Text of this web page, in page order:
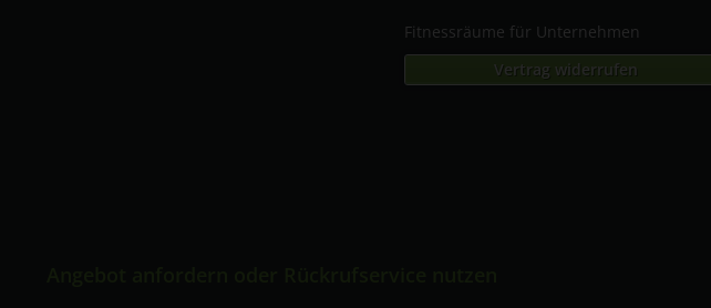
Fitnessräume für Unternehmen
Vertrag widerrufen